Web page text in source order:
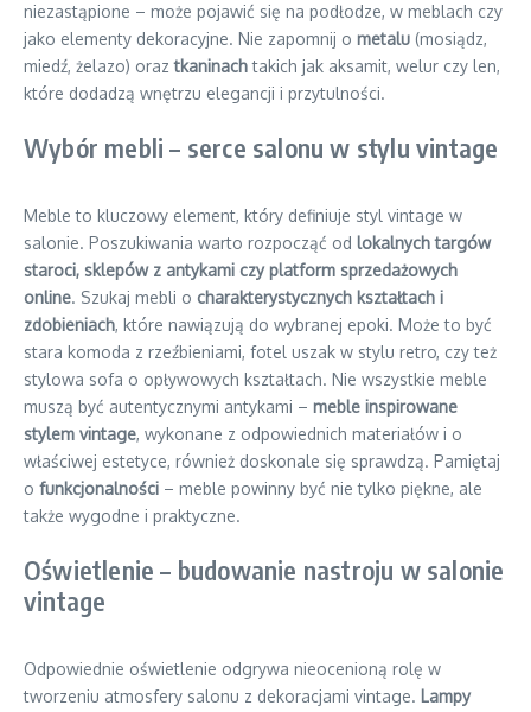
niezastąpione – może pojawić się na podłodze, w meblach czy
jako elementy dekoracyjne. Nie zapomnij o metalu (mosiądz,
miedź, żelazo) oraztkaninachtakich jak aksamit, welur czy len,
które dodadzą wnętrzu elegancji i przytulności.
Wybór mebli – serce salonu w stylu vintage
Meble to kluczowy element, który definiuje styl vintage w
salonie. Poszukiwania warto rozpocząć od lokalnych targów
staroci, sklepów z antykami czy platform sprzedażowych
online. Szukaj mebli o charakterystycznych kształtach i
zdobieniach, które nawiązują do wybranej epoki. Może to być
stara komoda z rzeźbieniami, fotel uszak w stylu retro, czy też
stylowa sofa o opływowych kształtach. Nie wszystkie meble
muszą być autentycznymi antykami – meble inspirowane
stylem vintage, wykonane z odpowiednich materiałów i o
właściwej estetyce, również doskonale się sprawdzą. Pamiętaj
o funkcjonalności – meble powinny być nie tylko piękne, ale
także wygodne i praktyczne.
Oświetlenie – budowanie nastroju w salonie
vintage
Odpowiednie oświetlenie odgrywa nieocenioną rolę w
tworzeniu atmosfery salonu z dekoracjami vintage. Lampy